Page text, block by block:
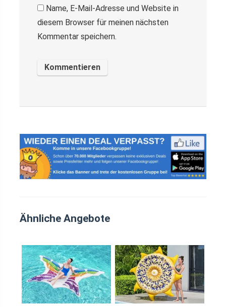
Name, E-Mail-Adresse und Website in
diesem Browser für meinen nächsten
Kommentar speichern.
Ähnliche Angebote